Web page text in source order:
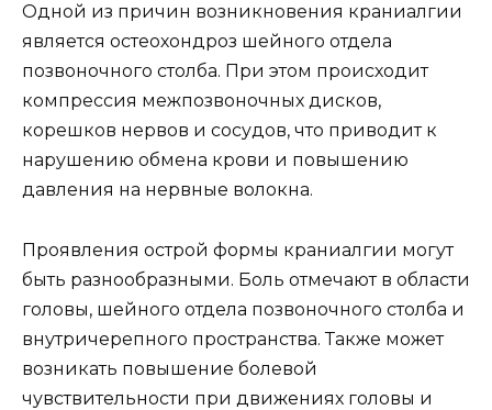
Одной из причин возникновения краниалгии
является остеохондроз шейного отдела
позвоночного столба. При этом происходит
компрессия межпозвоночных дисков,
корешков нервов и сосудов, что приводит к
нарушению обмена крови и повышению
давления на нервные волокна.
Проявления острой формы краниалгии могут
быть разнообразными. Боль отмечают в области
головы, шейного отдела позвоночного столба и
внутричерепного пространства. Также может
возникать повышение болевой
чувствительности при движениях головы и